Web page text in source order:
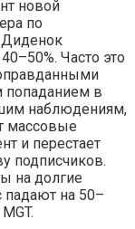
новой
по
Диденок
Часто это
в
наблюдениям,
массовые
и перестает
подписчиков.
на долгие
падают на 50–